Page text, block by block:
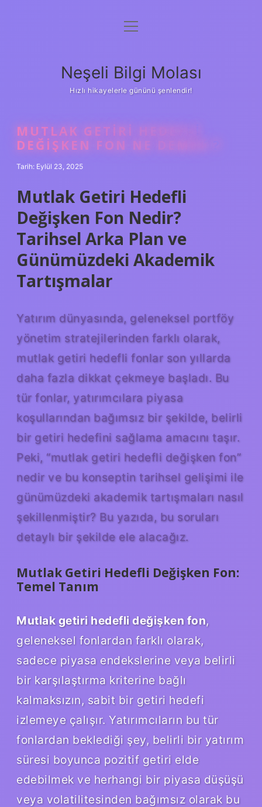
Anasayfa
Yasal Uyarı
menüyü
Neşeli Bilgi Molası
Hızlı hikayelerle gününü şenlendir!
MUTLAK GETIRI HEDEFLI
DEĞIŞKEN FON NE DEMEK ?
Tarih: Eylül 23, 2025
Mutlak Getiri Hedefli
Değişken Fon Nedir?
Tarihsel Arka Plan ve
Günümüzdeki Akademik
Tartışmalar
Yatırım dünyasında, geleneksel portföy
yönetim stratejilerinden farklı olarak,
mutlak getiri hedefli fonlar son yıllarda
daha fazla dikkat çekmeye başladı. Bu
tür fonlar, yatırımcılara piyasa
koşullarından bağımsız bir şekilde, belirli
bir getiri hedefini sağlama amacını taşır.
Peki, “mutlak getiri hedefli değişken fon”
nedir ve bu konseptin tarihsel gelişimi ile
günümüzdeki akademik tartışmaları nasıl
şekillenmiştir? Bu yazıda, bu soruları
detaylı bir şekilde ele alacağız.
Mutlak Getiri Hedefli Değişken Fon:
Temel Tanım
Mutlak getiri hedefli değişken fon,
geleneksel fonlardan farklı olarak,
sadece piyasa endekslerine veya belirli
bir karşılaştırma kriterine bağlı
kalmaksızın, sabit bir getiri hedefi
izlemeye çalışır. Yatırımcıların bu tür
fonlardan beklediği şey, belirli bir yatırım
süresi boyunca pozitif getiri elde
edebilmek ve herhangi bir piyasa düşüşü
veya volatilitesinden bağımsız olarak bu